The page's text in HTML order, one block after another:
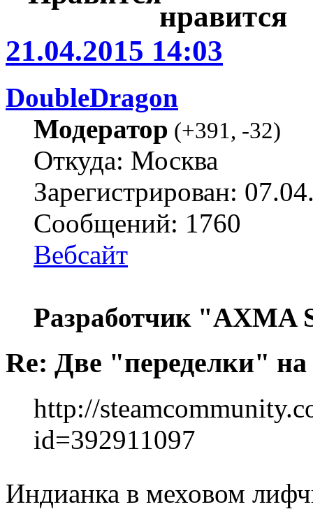
21.04.2015 14:03
DoubleDragon
Модератор (+391, -32)
Откуда: Москва
Зарегистрирован:
Сообщений: 1760
Вебсайт
Разработчик "AXMA
Re: Две "переделки"
http://
id=392911097
Индианка в меховом